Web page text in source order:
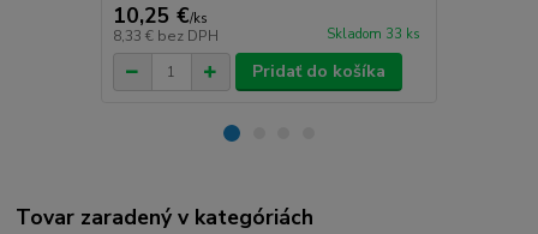
10,25 €/ks
8,33 € bez DPH Skladom 33 ks
Pridať do košíka
Tovar zaradený v kategóriách